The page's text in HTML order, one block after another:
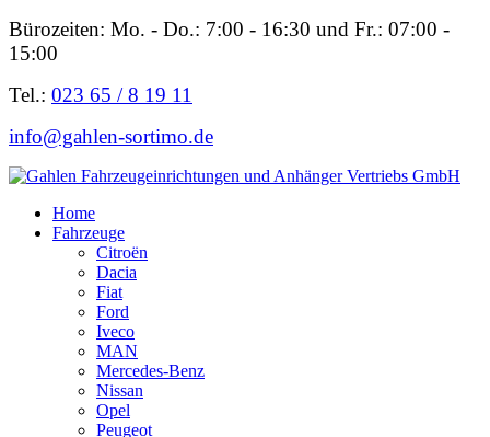
Bürozeiten: Mo. - Do.: 7:00 - 16:30 und Fr.: 07:00 -
15:00
Tel.: 023 65 / 8 19 11
info@gahlen-sortimo.de
Home
Fahrzeuge
Citroën
Dacia
Fiat
Ford
Iveco
MAN
Mercedes-Benz
Nissan
Opel
Peugeot